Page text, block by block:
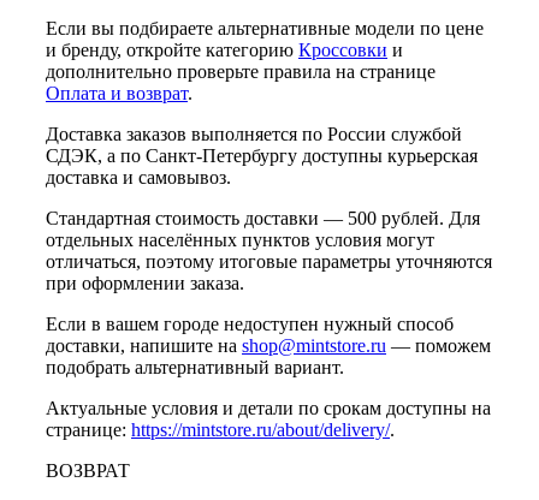
Если вы подбираете альтернативные модели по цене
и бренду, откройте категорию Кроссовки и
дополнительно проверьте правила на странице
Оплата и возврат.
Доставка заказов выполняется по России службой
СДЭК, а по Санкт-Петербургу доступны курьерская
доставка и самовывоз.
Стандартная стоимость доставки — 500 рублей. Для
отдельных населённых пунктов условия могут
отличаться, поэтому итоговые параметры уточняются
при оформлении заказа.
Если в вашем городе недоступен нужный способ
доставки, напишите на shop@mintstore.ru — поможем
подобрать альтернативный вариант.
Актуальные условия и детали по срокам доступны на
странице: https://mintstore.ru/about/delivery/.
ВОЗВРАТ